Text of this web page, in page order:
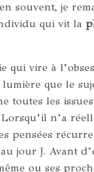
souvent, je
qui vit la
qui vire à
que le
toutes les
Lorsqu’il n’a
pensées
jour J. Avant
ou ses